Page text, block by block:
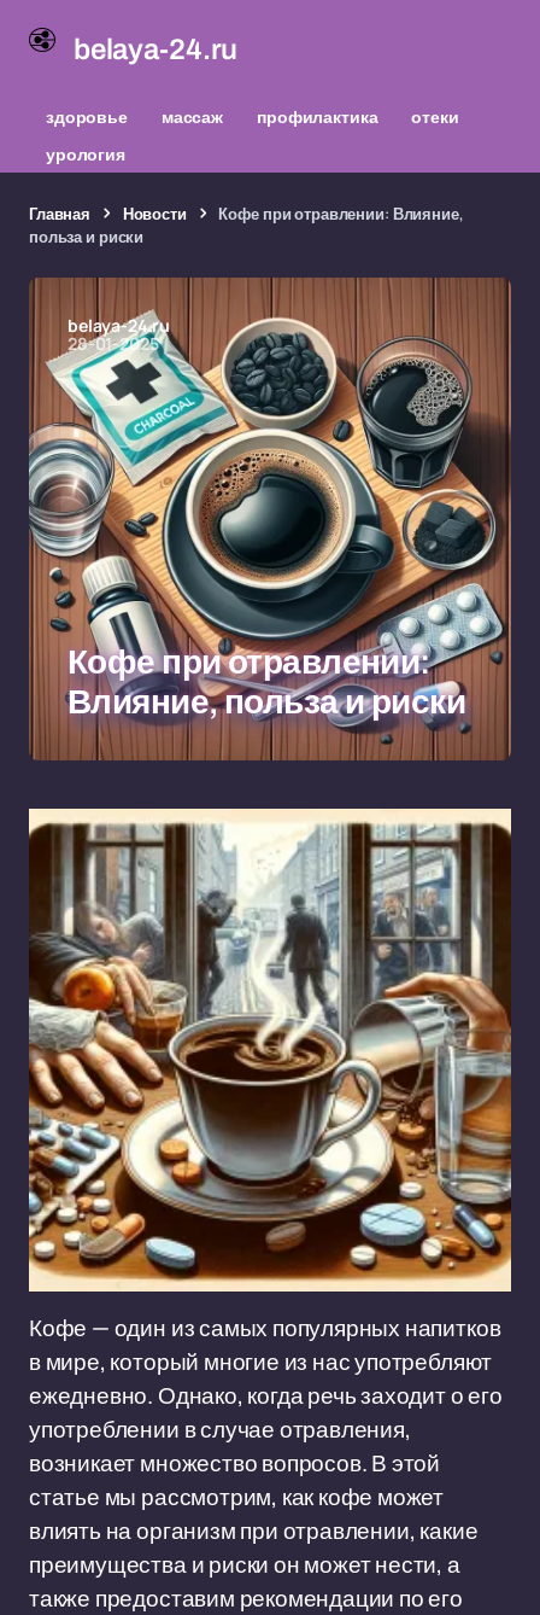
belaya-24.ru
здоровье массаж профилактика
отеки
урология
Главная Новости
Кофе при отравлении: Влияние,
польза и риски
belaya-24.ru
28-01-2025
Кофе при отравлении:
Влияние, польза и риски
Кофе — один из самых популярных напитков
в мире, который многие из нас употребляют
ежедневно. Однако, когда речь заходит о его
употреблении в случае отравления,
возникает множество вопросов. В этой
статье мы рассмотрим, как кофе может
влиять на организм при отравлении, какие
преимущества и риски он может нести, а
также предоставим рекомендации по его